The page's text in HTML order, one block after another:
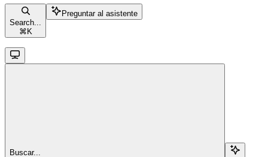
Search...
⌘ K
Preguntar al asistente
Buscar...